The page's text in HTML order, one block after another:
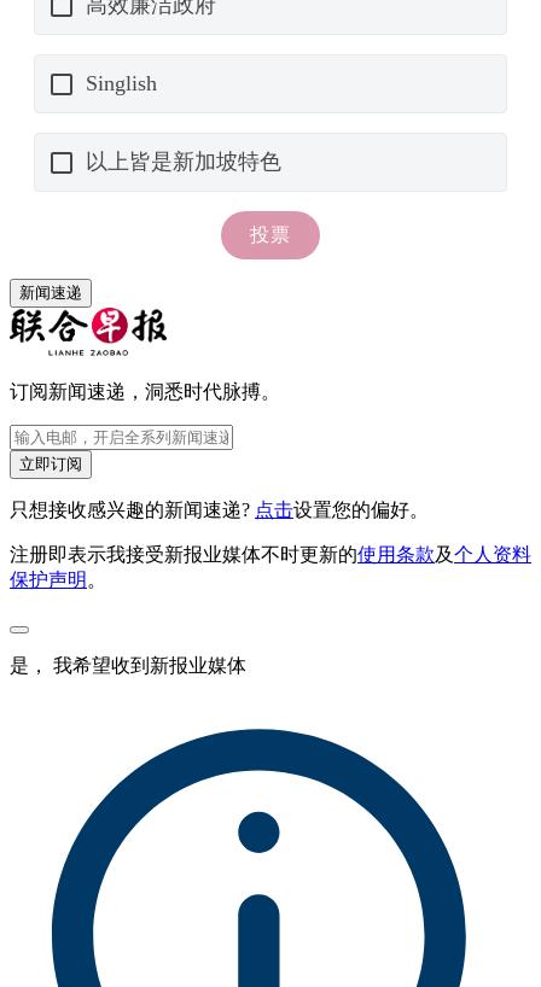
新闻速递
订阅新闻速递，洞悉时代脉搏。
立即订阅
只想接收感兴趣的新闻速递? 点击设置您的偏好。
注册即表示我接受新报业媒体不时更新的使用条款及个人资料
保护声明 。
是， 我希望收到新报业媒体